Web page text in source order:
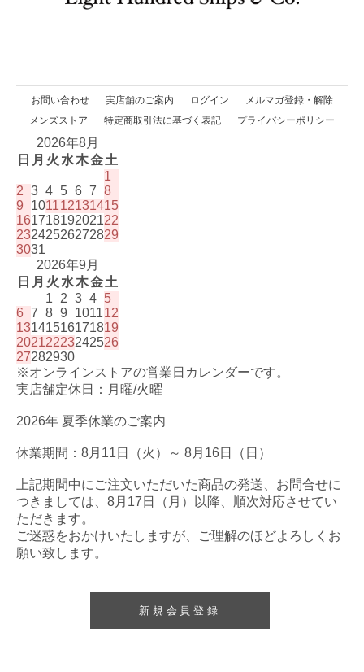
お問い合わせ 実店舗のご案内 ログイン
メルマガ登録・解除
メンズストア
特定商取引法に基づく表記 プライバシーポリシー
2026年8月
日 月 火 水木金土
1
2 3 4 5 6 7 8
9
101112131415
16171819202122
23242526272829
3031
2026年9月
日 月 火 水木金土
1
2 3 4 5
6 7 8 9 101112
13141516171819
20212223242526
27282930
※オンラインストアの営業日カレンダーです。
実店舗定休日：月曜/火曜
2026年 夏季休業のご案内
休業期間：8月11日（火）～ 8月16日（日）
上記期間中にご注文いただいた商品の発送、お問合せに
つきましては、8月17日（月）以降、順次対応させてい
ただきます。
ご迷惑をおかけいたしますが、ご理解のほどよろしくお
願い致します。
新規会員登録